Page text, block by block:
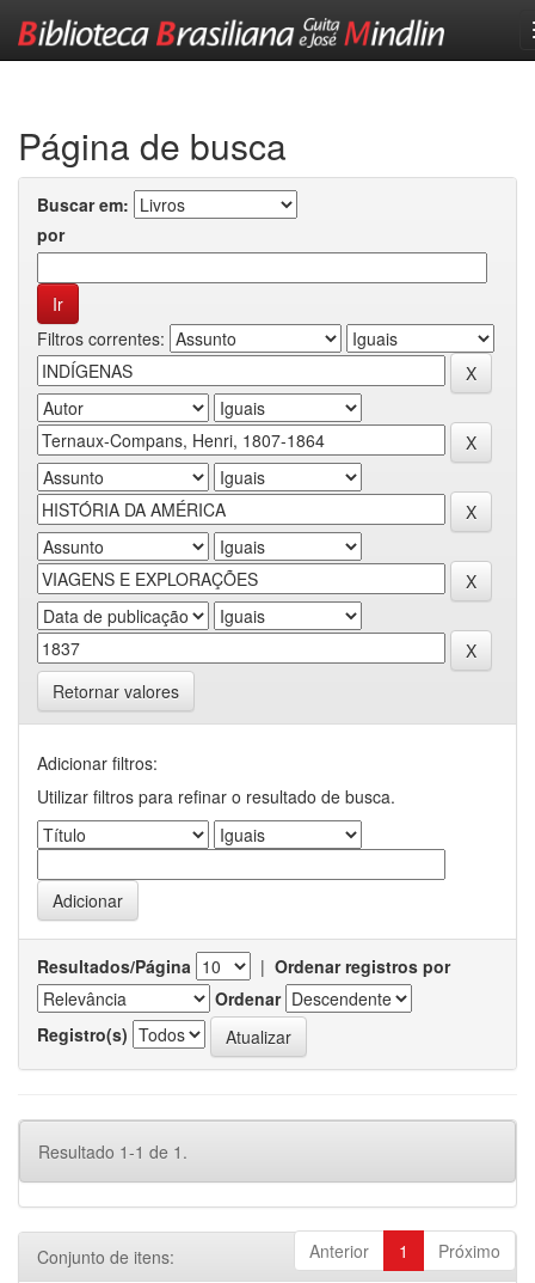
Página de busca
Buscar em:
por
Filtros correntes:
Retornar valores
Adicionar filtros:
Utilizar filtros para refinar o resultado de busca.
Resultados/Página | Ordenar registros por
Ordenar
Registro(s)
Resultado 1-1 de 1.
Anterior 1 Próximo
Conjunto de itens: